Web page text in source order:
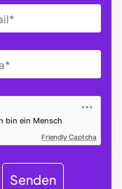
Friendly Captcha
Senden